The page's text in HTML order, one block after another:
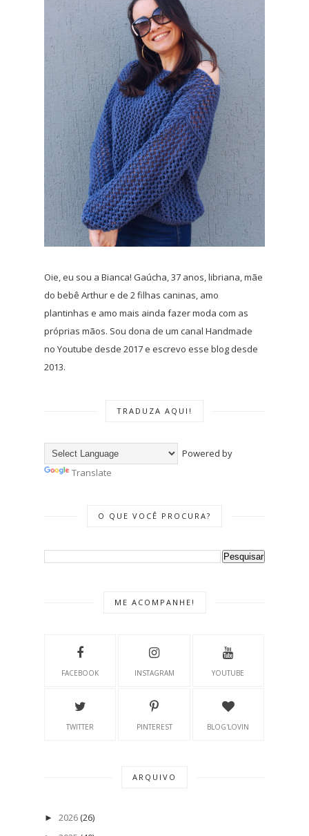
Oie, eu sou a Bianca! Gaúcha, 37 anos, libriana, mãe
do bebê Arthur e de 2 filhas caninas, amo
plantinhas e amo mais ainda fazer moda com as
próprias mãos. Sou dona de um canal Handmade
no Youtube desde 2017 e escrevo esse blog desde
2013.
TRADUZA AQUI!
Powered by
Translate
O QUE VOCÊ PROCURA?
ME ACOMPANHE!
FACEBOOK INSTAGRAM YOUTUBE
TWITTER PINTEREST BLOG'LOVIN
ARQUIVO
► 2026 (26)